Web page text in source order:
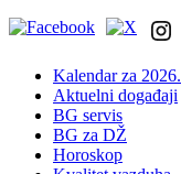
Kalendar za 2026.
Aktuelni događaji
BG servis
BG za DŽ
Horoskop